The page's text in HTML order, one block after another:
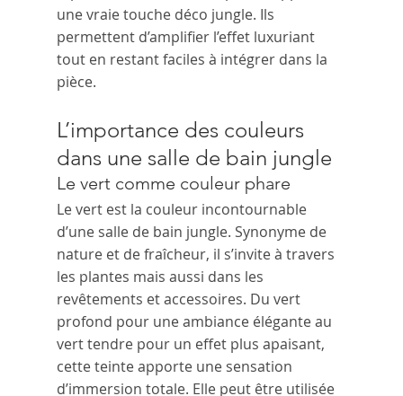
une vraie touche déco jungle. Ils
permettent d’amplifier l’effet luxuriant
tout en restant faciles à intégrer dans la
pièce.
L’importance des couleurs
dans une salle de bain jungle
Le vert comme couleur phare
Le vert est la couleur incontournable
d’une salle de bain jungle. Synonyme de
nature et de fraîcheur, il s’invite à travers
les plantes mais aussi dans les
revêtements et accessoires. Du vert
profond pour une ambiance élégante au
vert tendre pour un effet plus apaisant,
cette teinte apporte une sensation
d’immersion totale. Elle peut être utilisée